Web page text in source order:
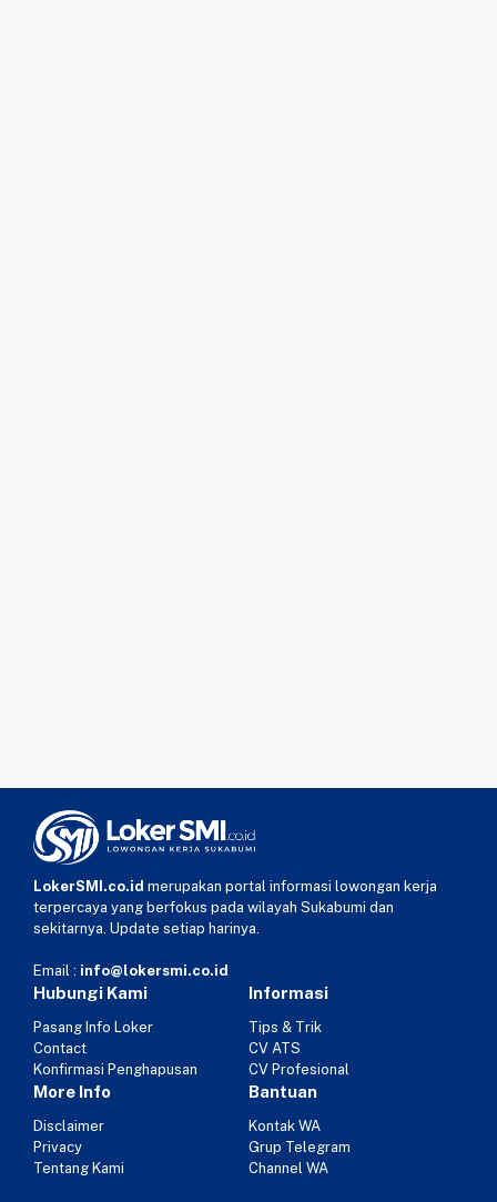
LokerSMI.co.id merupakan portal informasi lowongan kerja
terpercaya yang berfokus pada wilayah Sukabumi dan
sekitarnya. Update setiap harinya.
Email : info@lokersmi.co.id
Hubungi Kami
Pasang Info Loker
Contact
Konfirmasi Penghapusan
Informasi
Tips & Trik
CV ATS
CV Profesional
More Info
Disclaimer
Privacy
Tentang Kami
Bantuan
Kontak WA
Grup Telegram
Channel WA